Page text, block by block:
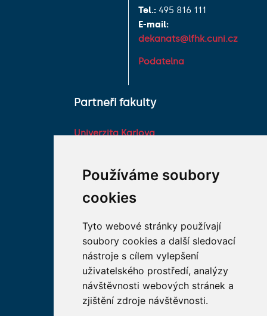
Používáme soubory
cookies
Tyto webové stránky používají
soubory cookies a další sledovací
nástroje s cílem vylepšení
uživatelského prostředí, analýzy
návštěvnosti webových stránek a
zjištění zdroje návštěvnosti.
Tel.: 495 816 111
E-mail:
dekanats@lfhk.cuni.cz
Podatelna
Partneři fakulty
Univerzita Karlova
Farmaceutická fakulta v
Hradci Králové Univerzity
Karlovy
Univerzity Obrany
Studentské spolky na LF
Asociace děkanů
lékařských fakult ČR